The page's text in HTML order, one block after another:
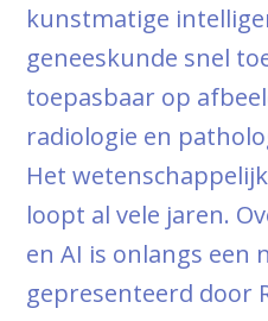
kunstmatige
geneeskunde snel
toepasbaar op
radiologie en
Het
loopt al vele jaren.
en AI is onlangs een
gepresenteerd door